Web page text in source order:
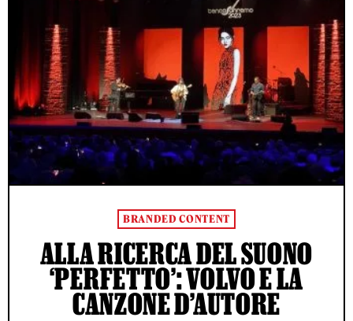
BRANDED CONTENT
ALLA RICERCA DEL SUONO
‘PERFETTO’: VOLVO E LA
CANZONE D’AUTORE